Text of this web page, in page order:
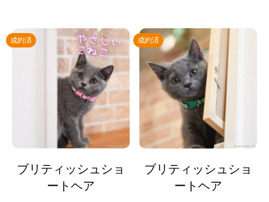
成約済
ブリティッシュショ
ートヘア
成約済
ブリティッシュショ
ートヘア